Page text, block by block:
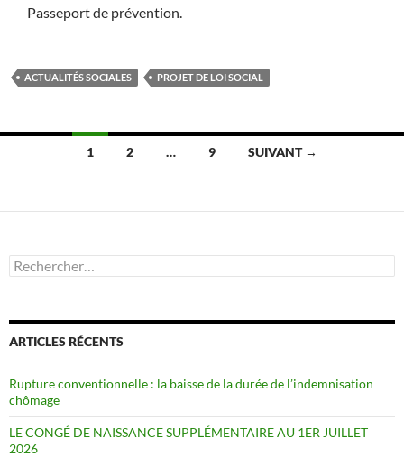
Passeport de prévention.
ACTUALITÉS SOCIALES PROJET DE LOI SOCIAL
Navigation
articles
1 2 … 9 SUIVANT →
Rechercher :
ARTICLES RÉCENTS
Rupture conventionnelle : la baisse de la durée de l’indemnisation
chômage
LE CONGÉ DE NAISSANCE SUPPLÉMENTAIRE AU 1ER JUILLET
2026